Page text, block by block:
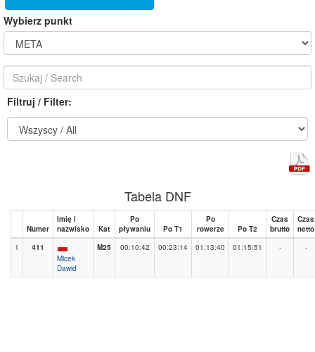
Wybierz punkt
Filtruj / Filter:
Tabela DNF
Numer
Imię i
nazwisko
Kat
Po
pływaniu
Po T1
Po
rowerze
Po T2
Czas
brutto
Czas
netto
1
411
Micek
Dawid
M25 00:10:42 00:23:14 01:13:40 01:15:51 - -